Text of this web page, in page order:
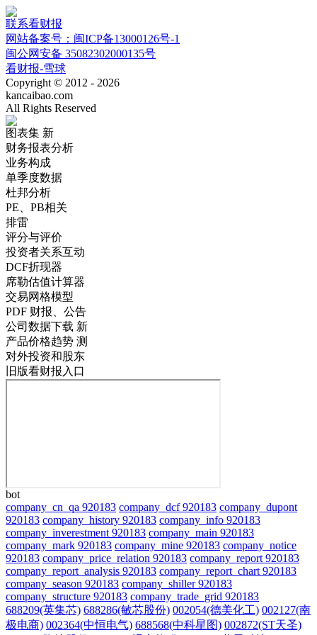
联系看财报
网站备案号：闽ICP备13000126号-1
闽公网安备 35082302000135号
看财报-雪球
Copyright © 2012 - 2026
kancaibao.com
All Rights Reserved
图表集 新
财务报表分析
业务构成
单季度数据
杜邦分析
PE、PB相关
排雷
评分与评价
投资者关系互动
DCF折现器
席勒估值计算器
交易网格模型
PDF 财报、公告
公司数据下载 新
产品价格趋势 测
对外投资和股东
旧版看财报入口
bot
company_cn_qa 920183 company_dcf 920183 company_dupont
920183 company_history 920183 company_info 920183
company_inverestment 920183 company_main 920183
company_mark 920183 company_mine 920183 company_notice
920183 company_price_relation 920183 company_report 920183
company_report_analysis 920183 company_report_chart 920183
company_season 920183 company_shiller 920183
company_structure 920183 company_trade_grid 920183
688209(英集芯) 688286(敏芯股份) 002054(德美化工) 002127(南
极电商) 002364(中恒电气) 688568(中科星图) 002872(ST天圣)